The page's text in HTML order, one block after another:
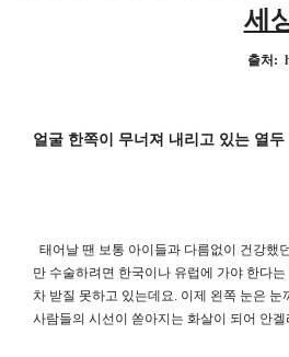
세
출처:
얼굴 한쪽이 무너져 내리고 있는 열
태어날 땐 보통 아이들과 다름없이 건강했
만 수술하려면 한국이나 유럽에 가야 한다
차 받질 못하고 있는데요. 이제 왼쪽 눈은
사람들의 시선이 쏟아지는 화살이 되어 안